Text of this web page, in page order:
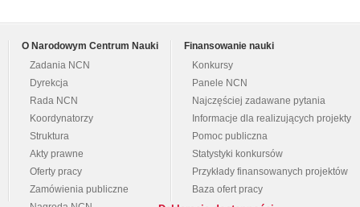
O Narodowym Centrum Nauki
Zadania NCN
Dyrekcja
Rada NCN
Koordynatorzy
Struktura
Akty prawne
Oferty pracy
Zamówienia publiczne
Finansowanie nauki
Konkursy
Panele NCN
Najczęściej zadawane pytania
Informacje dla realizujących projekty
Pomoc publiczna
Statystyki konkursów
Przykłady finansowanych projektów
Baza ofert pracy